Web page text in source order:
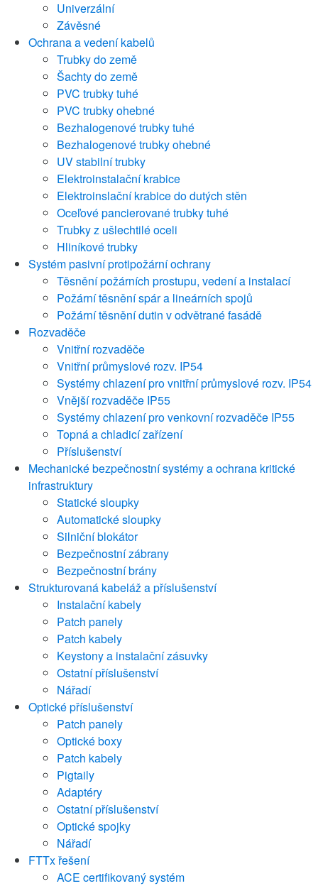
Univerzální
Závěsné
Ochrana a vedení kabelů
Trubky do země
Šachty do země
PVC trubky tuhé
PVC trubky ohebné
Bezhalogenové trubky tuhé
Bezhalogenové trubky ohebné
UV stabilní trubky
Elektroinstalační krabice
Elektroinslační krabice do dutých stěn
Oceľové pancierované trubky tuhé
Trubky z ušlechtilé oceli
Hliníkové trubky
Systém pasivní protipožární ochrany
Těsnění požárních prostupu, vedení a instalací
Požární těsnění spár a lineárních spojů
Požární těsnění dutin v odvětrané fasádě
Rozvaděče
Vnitřní rozvaděče
Vnitřní průmyslové rozv. IP54
Systémy chlazení pro vnitřní průmyslové rozv. IP54
Vnější rozvaděče IP55
Systémy chlazení pro venkovní rozvaděče IP55
Topná a chladicí zařízení
Příslušenství
Mechanické bezpečnostní systémy a ochrana kritické
infrastruktury
Statické sloupky
Automatické sloupky
Silniční blokátor
Bezpečnostní zábrany
Bezpečnostní brány
Strukturovaná kabeláž a příslušenství
Instalační kabely
Patch panely
Patch kabely
Keystony a instalační zásuvky
Ostatní příslušenství
Nářadí
Optické příslušenství
Patch panely
Optické boxy
Patch kabely
Pigtaily
Adaptéry
Ostatní příslušenství
Optické spojky
Nářadí
FTTx řešení
ACE certifikovaný systém